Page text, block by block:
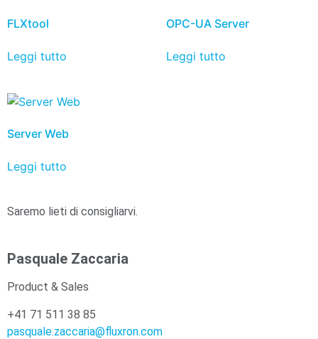
FLXtool
Leggi tutto
OPC-UA Server
Leggi tutto
Server Web
Leggi tutto
Saremo lieti di consigliarvi.
Pasquale Zaccaria
Product & Sales
+41 71 511 38 85
pasquale.zaccaria@fluxron.com